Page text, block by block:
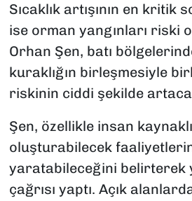
Sıcaklık artışının en kritik
ise orman yangınları riski
Orhan Şen, batı
kuraklığın birleşmesiyle
riskinin ciddi şekilde
Şen, özellikle insan kaynaklı
oluşturabilecek
yaratabileceğini belirterek
çağrısı yaptı. Açık